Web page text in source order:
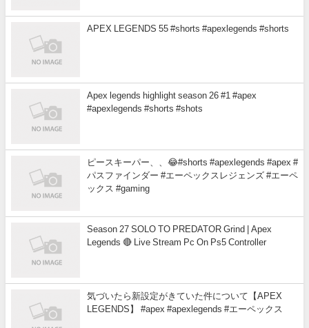
APEX LEGENDS 55 #shorts #apexlegends #shorts
Apex legends highlight season 26 #1 #apex
#apexlegends #shorts #shots
ピースキーパー、、😂#shorts #apexlegends #apex #
パスファインダー #エーペックスレジェンズ #エーペ
ックス #gaming
Season 27 SOLO TO PREDATOR Grind | Apex
Legends 🔴 Live Stream Pc On Ps5 Controller
気づいたら新設定がきていた件について【APEX
LEGENDS】 #apex #apexlegends #エーペックス